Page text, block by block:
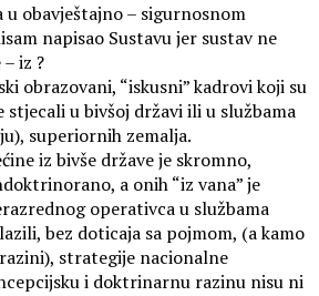
u obavještajno – sigurnosnom
napisao Sustavu jer sustav ne
iz ?
obrazovani, “iskusni” kadrovi koji su
stjecali u bivšoj državi ili u službama
superiornih zemalja.
iz bivše države je skromno,
a onih “iz vana” je
operativca u službama
bez doticaja sa pojmom, (a kamo
strategije nacionalne
i doktrinarnu razinu nisu ni